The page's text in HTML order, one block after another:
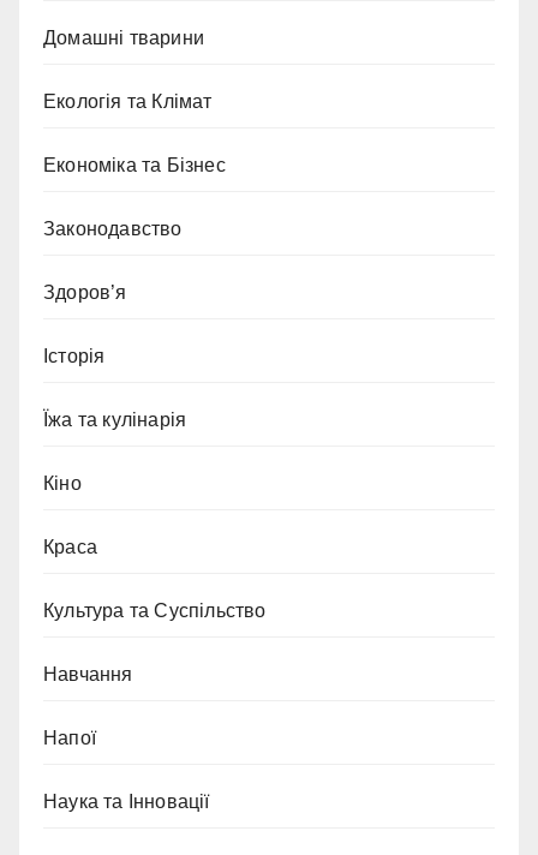
Домашні тварини
Екологія та Клімат
Економіка та Бізнес
Законодавство
Здоров’я
Історія
Їжа та кулінарія
Кіно
Краса
Культура та Суспільство
Навчання
Напої
Наука та Інновації